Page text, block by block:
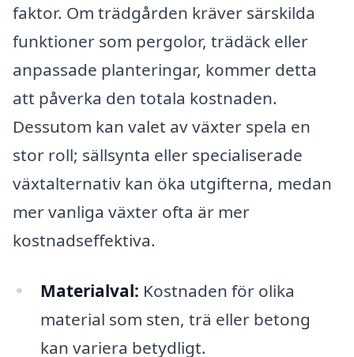
faktor. Om trädgården kräver särskilda
funktioner som pergolor, trädäck eller
anpassade planteringar, kommer detta
att påverka den totala kostnaden.
Dessutom kan valet av växter spela en
stor roll; sällsynta eller specialiserade
växtalternativ kan öka utgifterna, medan
mer vanliga växter ofta är mer
kostnadseffektiva.
Materialval: Kostnaden för olika
material som sten, trä eller betong
kan variera betydligt.